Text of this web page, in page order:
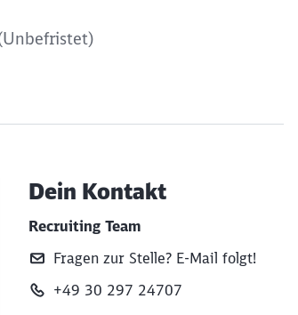
Dein Kontakt
Recruiting Team
Fragen zur Stelle? E‑Mail folgt!
+49 30 297 24707